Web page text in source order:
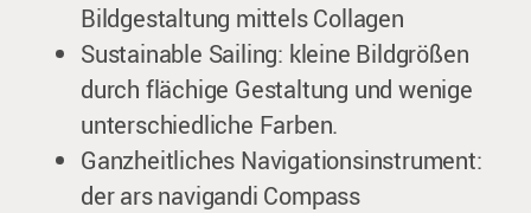
Bildgestaltung mittels Collagen
Sustainable Sailing: kleine Bildgrößen
durch flächige Gestaltung und wenige
unterschiedliche Farben.
Ganzheitliches Navigationsinstrument:
der ars navigandi Compass